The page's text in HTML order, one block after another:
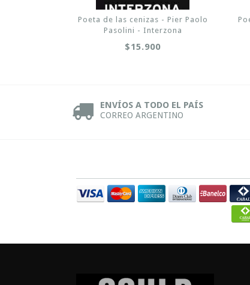
Poeta de las cenizas - Pier Paolo
Pasolini - Interzona
$15.900
ENVÍOS A TODO EL PAÍS
CORREO ARGENTINO